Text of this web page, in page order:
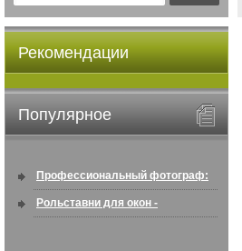
Рекомендации
Популярное
Профессиональный фотограф:
искусство создавать снимки, ...
Рольставни для окон -